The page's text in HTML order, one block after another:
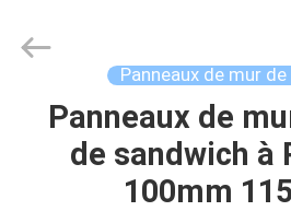
MAISON
PRODUITS
FASEC
Buildings
Panneaux de mur
Panneaux de
de sandwich à
100mm